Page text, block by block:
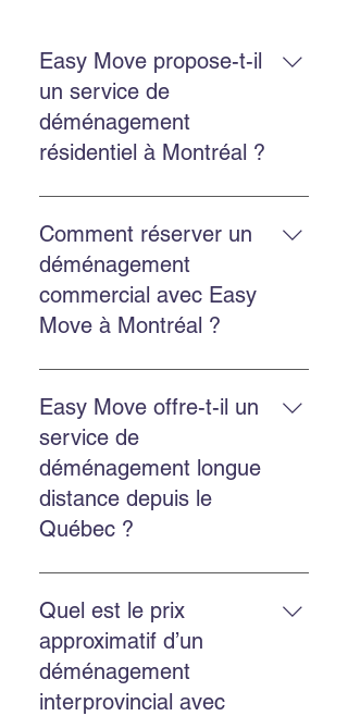
Easy Move propose-t-il
un service de
déménagement
résidentiel à Montréal ?
Oui. Easy Move Montréal propose
un service résidentiel à Montréal et
en banlieue, avec une équipe
expérimentée qui manipule vos
biens avec soin.
Comment réserver un
déménagement
commercial avec Easy
Move à Montréal ?
Réservez en remplissant le
formulaire sur le site, en appelant
au 514‑578‑6903, ou en nous
Instagram pour une réponse
rapide.
Easy Move offre-t-il un
service de
déménagement longue
distance depuis le
Québec ?
Oui. Easy Move réalise des
déménagements provinciaux et
internationaux depuis le Québec.
Contactez-nous pour une cotation
personnalisée.
Quel est le prix
approximatif d’un
déménagement
interprovincial avec